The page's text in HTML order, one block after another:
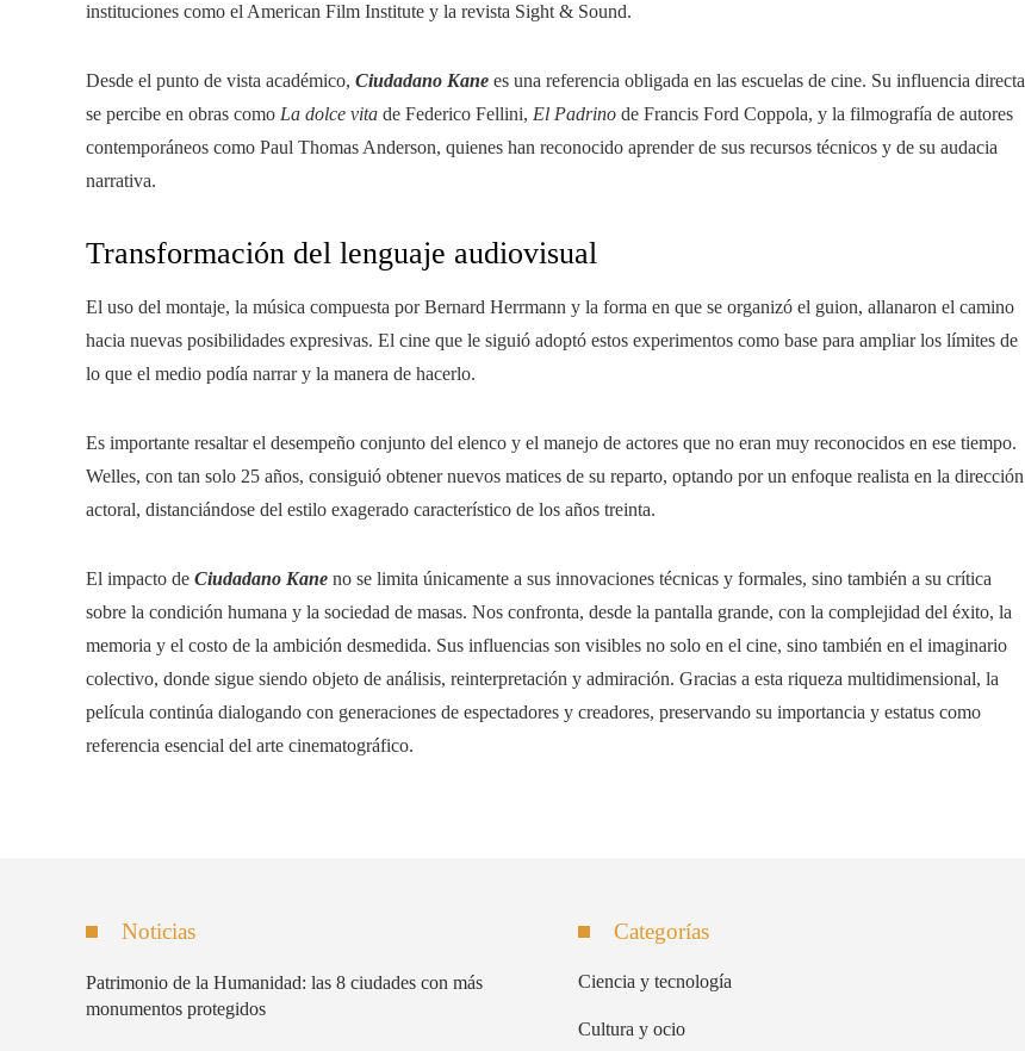
instituciones como el American Film Institute y la revista Sight & Sound.
Desde el punto de vista académico, Ciudadano Kane es una referencia obligada en las escuelas de cine. Su influencia directa
se percibe en obras como La dolce vita de Federico Fellini, El Padrino de Francis Ford Coppola, y la filmografía de autores
contemporáneos como Paul Thomas Anderson, quienes han reconocido aprender de sus recursos técnicos y de su audacia
narrativa.
Transformación del lenguaje audiovisual
El uso del montaje, la música compuesta por Bernard Herrmann y la forma en que se organizó el guion, allanaron el camino
hacia nuevas posibilidades expresivas. El cine que le siguió adoptó estos experimentos como base para ampliar los límites de
lo que el medio podía narrar y la manera de hacerlo.
Es importante resaltar el desempeño conjunto del elenco y el manejo de actores que no eran muy reconocidos en ese tiempo.
Welles, con tan solo 25 años, consiguió obtener nuevos matices de su reparto, optando por un enfoque realista en la dirección
actoral, distanciándose del estilo exagerado característico de los años treinta.
El impacto de Ciudadano Kane no se limita únicamente a sus innovaciones técnicas y formales, sino también a su crítica
sobre la condición humana y la sociedad de masas. Nos confronta, desde la pantalla grande, con la complejidad del éxito, la
memoria y el costo de la ambición desmedida. Sus influencias son visibles no solo en el cine, sino también en el imaginario
colectivo, donde sigue siendo objeto de análisis, reinterpretación y admiración. Gracias a esta riqueza multidimensional, la
película continúa dialogando con generaciones de espectadores y creadores, preservando su importancia y estatus como
referencia esencial del arte cinematográfico.
Noticias
Patrimonio de la Humanidad: las 8 ciudades con más
monumentos protegidos
Categorías
Ciencia y tecnología
Cultura y ocio